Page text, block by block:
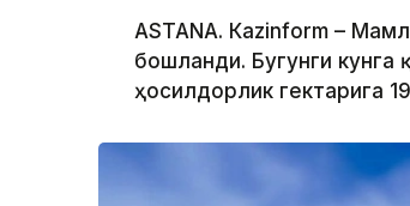
ASTANА. Кazinform –
бошланди. Бугунги кунга
ҳосилдорлик гектарига